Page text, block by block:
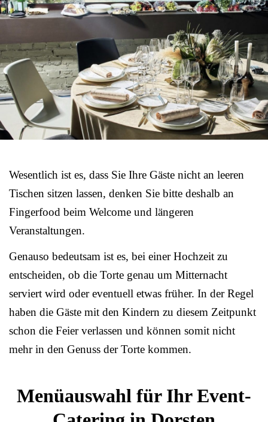
Wesentlich ist es, dass Sie Ihre Gäste nicht an leeren
Tischen sitzen lassen, denken Sie bitte deshalb an
Fingerfood beim Welcome und längeren
Veranstaltungen.
Genauso bedeutsam ist es, bei einer Hochzeit zu
entscheiden, ob die Torte genau um Mitternacht
serviert wird oder eventuell etwas früher. In der Regel
haben die Gäste mit den Kindern zu diesem Zeitpunkt
schon die Feier verlassen und können somit nicht
mehr in den Genuss der Torte kommen.
Menüauswahl für Ihr Event-